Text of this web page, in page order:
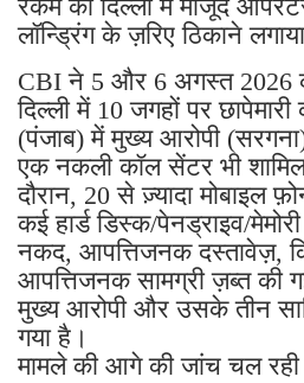
रकम को दिल्ली में मौजूद
लॉन्ड्रिंग के ज़रिए ठिकाने
CBI ने 5 और 6 अगस्त 2026
दिल्ली में 10 जगहों पर छापेमारी
(पंजाब) में मुख्य आरोपी
एक नकली कॉल सेंटर भी
दौरान, 20 से ज़्यादा मोबाइल
कई हार्ड डिस्क/पेनड्राइव/मेमोरी
नकद, आपत्तिजनक दस्तावेज़,
आपत्तिजनक सामग्री ज़ब्त की
मुख्य आरोपी और उसके तीन
गया है।
मामले की आगे की जांच चल रही